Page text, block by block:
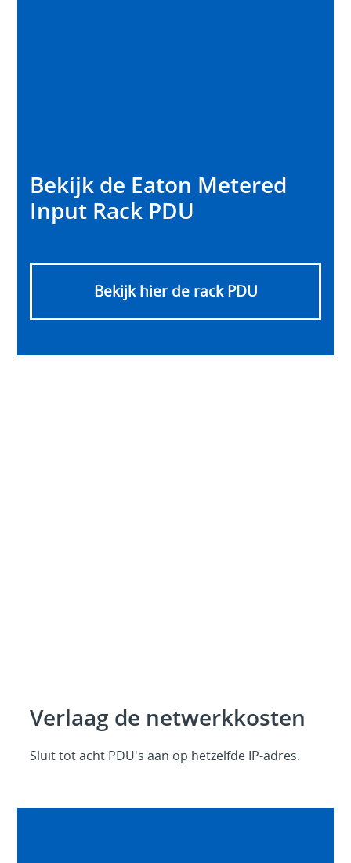
Bekijk de Eaton Metered
Input Rack PDU
Bekijk hier de rack PDU
Verlaag de netwerkkosten
Sluit tot acht PDU's aan op hetzelfde IP-adres.